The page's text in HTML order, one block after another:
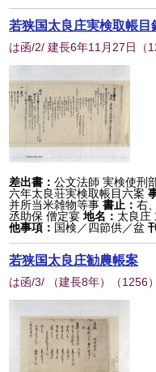
若狭国太良庄実検取帳目
は函/2/ 建長6年11月27日 （
差出書：公文法師 実検使刑
六年太良荘実検取帳目六案
并所当米雑物等事書止：右
丞助保 僧定宴 地名： 太良庄
他事項： 国検／四節供／盆
若狭国太良庄勧農帳案
は函/3/ （建長8年） （1256